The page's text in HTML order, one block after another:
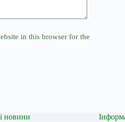
in this browser for the
новини